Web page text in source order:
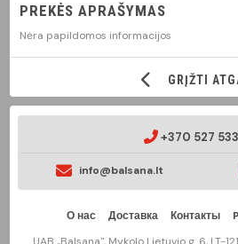
PREKĖS APRAŠYMAS
Nėra papildomos informacijos
GRĮŽTI
+370 527
info@balsana.lt
О нас Доставка Контакты